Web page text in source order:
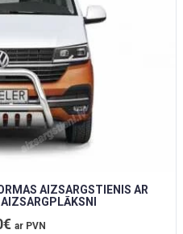
AIZSARGSTIENIS AR
ar PVN